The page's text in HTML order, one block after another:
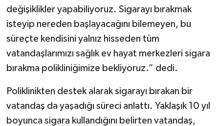
değişiklikler yapabiliyoruz. Sigarayı bırakmak
isteyip nereden başlayacağını bilemeyen, bu
süreçte kendisini yalnız hisseden tüm
vatandaşlarımızı sağlık ev hayat merkezleri sigara
bırakma polikliniğimize bekliyoruz.” dedi.
Poliklinikten destek alarak sigarayı bırakan bir
vatandaş da yaşadığı süreci anlattı. Yaklaşık 10 yıl
boyunca sigara kullandığını belirten vatandaş,